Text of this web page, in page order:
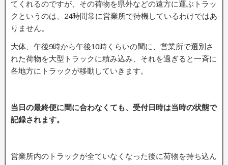
てくれるのですが、その荷物を県外などの遠方に運ぶトラッ
クというのは、24時間常に営業所で待機しているわけではあ
りません。
大体、午後9時から午後10時くらいの間に、営業所で選別さ
れた荷物を大型トラックに積み込み、それを過ぎると一斉に
各地方にトラックが移動していきます。
当日の最終便に間に合わなくても、受付日時は当時の状態で
記録されます。
営業所内のトラックが全ていなくなった後に荷物を持ち込ん